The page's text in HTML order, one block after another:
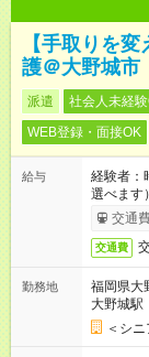
【手取りを
護＠大野城市
派遣 社会人未経
WEB登録・面接OK
給与
経験者
選べます
す。交通
交通費
勤務地
福岡県大
大野城駅
＜シ